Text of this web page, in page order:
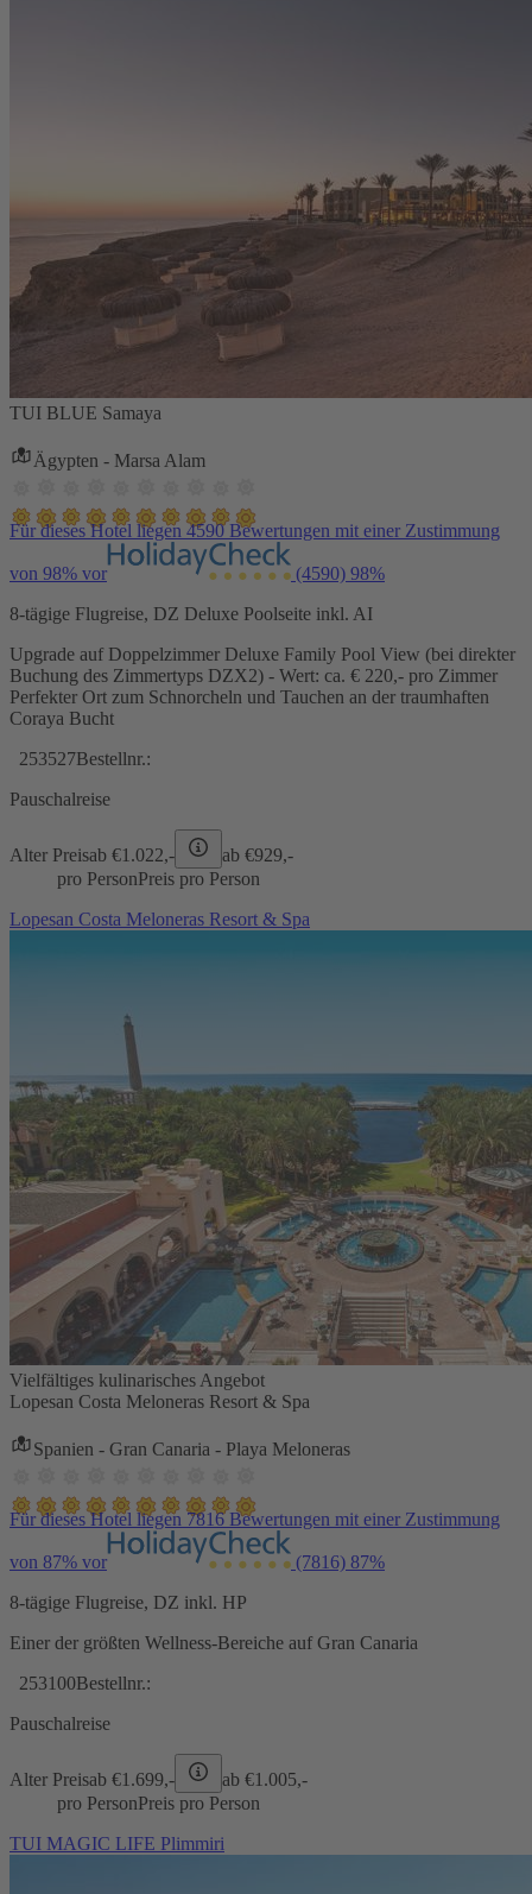
TUI BLUE Samaya
Ägypten - Marsa Alam
Für dieses Hotel liegen 4590 Bewertungen mit einer Zustimmung
von 98% vor (4590) 98%
8-tägige Flugreise, DZ Deluxe Poolseite inkl. AI
Upgrade auf Doppelzimmer Deluxe Family Pool View (bei direkter
Buchung des Zimmertyps DZX2) - Wert: ca. € 220,- pro Zimmer
Perfekter Ort zum Schnorcheln und Tauchen an der traumhaften
Coraya Bucht
253527Bestellnr.:
Pauschalreise
Alter Preisab €1.022,- ab €929,-
pro PersonPreis pro Person
Lopesan Costa Meloneras Resort & Spa
Vielfältiges kulinarisches Angebot
Lopesan Costa Meloneras Resort & Spa
Spanien - Gran Canaria - Playa Meloneras
Für dieses Hotel liegen 7816 Bewertungen mit einer Zustimmung
von 87% vor (7816) 87%
8-tägige Flugreise, DZ inkl. HP
Einer der größten Wellness-Bereiche auf Gran Canaria
253100Bestellnr.:
Pauschalreise
Alter Preisab €1.699,- ab €1.005,-
pro PersonPreis pro Person
TUI MAGIC LIFE Plimmiri